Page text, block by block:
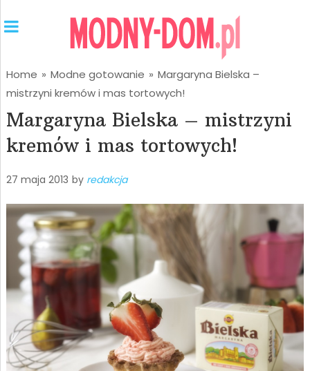
Home » Modne gotowanie » Margaryna Bielska –
mistrzyni kremów i mas tortowych!
Margaryna Bielska – mistrzyni
kremów i mas tortowych!
27 maja 2013 by redakcja